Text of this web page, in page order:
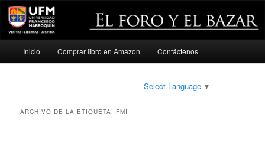
Ir
Ir
Inicio Comprar libro en Amazon Contáctenos
Select Language ▼
ARCHIVO DE LA ETIQUETA: FMI